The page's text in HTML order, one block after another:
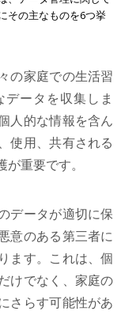
その主なものを6つ挙
の家庭での生活習
ータを収集しま
人的な情報を含ん
使用、共有される
重要です。
データが適切に保
意のある第三者に
ます。これは、個
けでなく、家庭の
さらす可能性があ